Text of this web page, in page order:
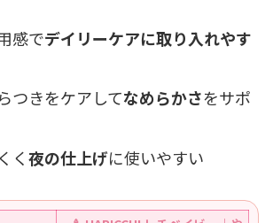
感でデイリーケアに取り入れやす
つきをケアしてなめらかさをサポ
く夜の仕上げに使いやすい